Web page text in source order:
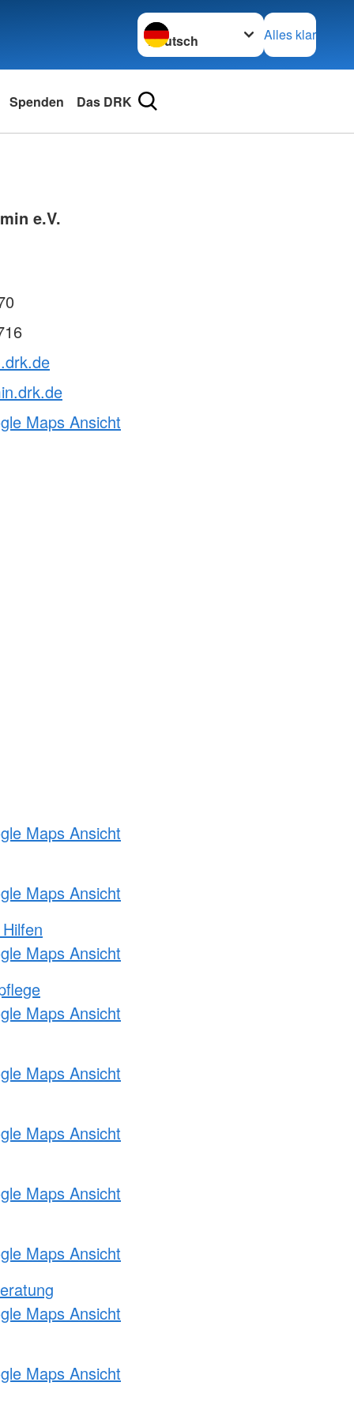
Sprache wechseln zu
Alles klar
Spenden Das DRK
e.V.
Maps Ansicht
Maps Ansicht
Maps Ansicht
Maps Ansicht
Maps Ansicht
Maps Ansicht
Maps Ansicht
Maps Ansicht
Maps Ansicht
Maps Ansicht
Maps Ansicht